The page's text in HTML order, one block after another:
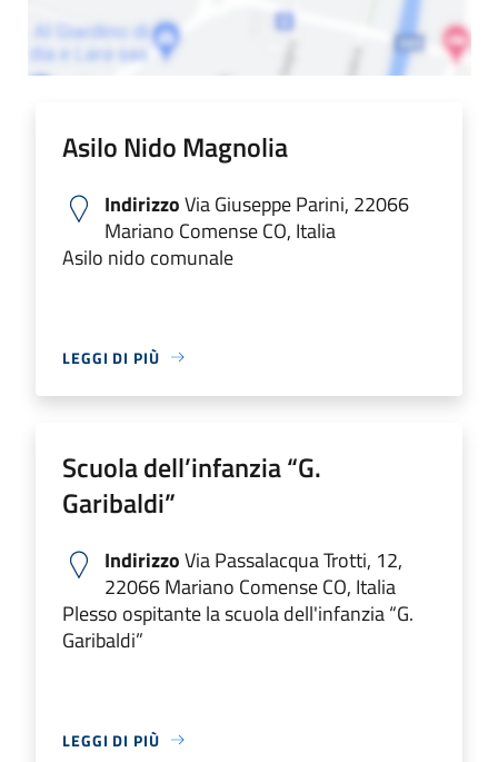
Asilo Nido Magnolia
IndirizzoVia Giuseppe Parini, 22066
Mariano Comense CO, Italia
Asilo nido comunale
LEGGI DI PIÙ
Scuola dell’infanzia “G.
Garibaldi”
IndirizzoVia Passalacqua Trotti, 12,
22066 Mariano Comense CO, Italia
Plesso ospitante la scuola dell'infanzia “G.
Garibaldi”
LEGGI DI PIÙ